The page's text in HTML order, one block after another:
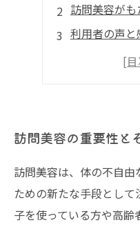
訪問美容が
利用者の声
美容師の役
訪問美容の重要性と
訪問美容は、体の不自
ための新たな手段とし
子を使っている方や高齢